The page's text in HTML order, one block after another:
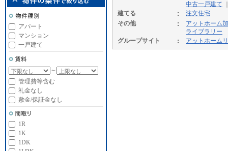
中古一戸建て
建てる
注文住宅
その他
アットホーム
ライブラリー
グループサイト
アットホーム
アパート
マンション
一戸建て
～
管理費等含む
礼金なし
敷金/保証金なし
1R
1K
1DK